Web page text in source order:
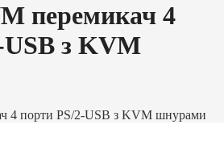
перемикач 4
з KVM
4 порти PS/2-USB з KVM шнурами